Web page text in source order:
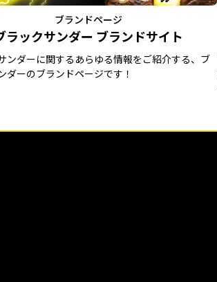
ブランドページ
ラックサンダー ブランドサイト
ンダーに関するあらゆる情報をご紹介する、ブ
ダーのブランドページです！